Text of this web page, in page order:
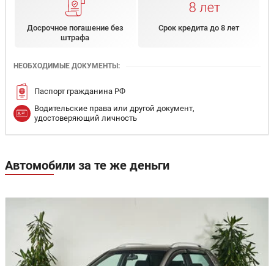
Досрочное погашение без
штрафа
Срок кредита до 8 лет
НЕОБХОДИМЫЕ ДОКУМЕНТЫ:
Паспорт гражданина РФ
Водительские права или другой документ,
удостоверяющий личность
Автомобили за те же деньги